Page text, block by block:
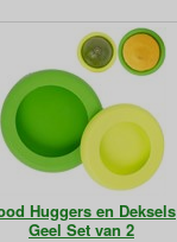
Huggers en Deksels
Geel Set van 2